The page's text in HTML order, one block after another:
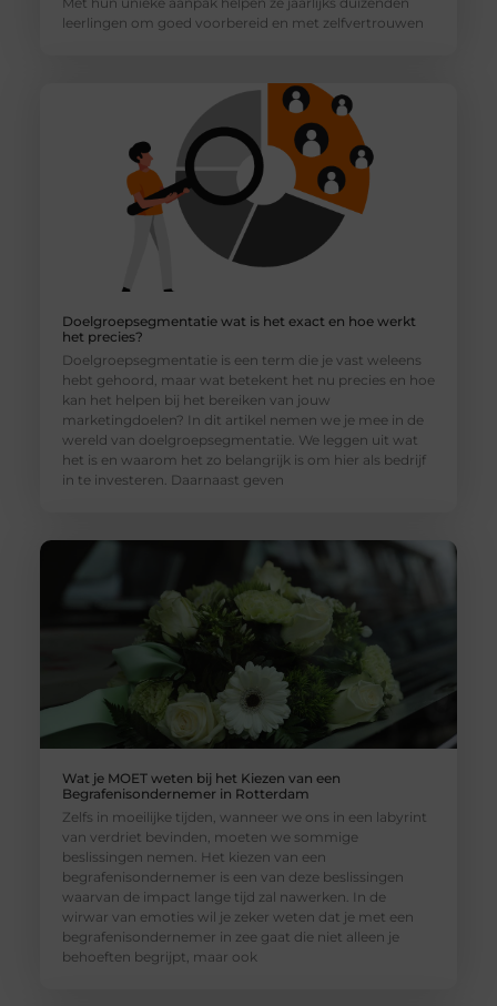
leerlingen om goed voorbereid en met zelfvertrouwen
Doelgroepsegmentatie wat is het exact en hoe werkt
het precies?
Doelgroepsegmentatie is een term die je vast weleens
hebt gehoord, maar wat betekent het nu precies en hoe
kan het helpen bij het bereiken van jouw
marketingdoelen? In dit artikel nemen we je mee in de
wereld van doelgroepsegmentatie. We leggen uit wat
het is en waarom het zo belangrijk is om hier als bedrijf
in te investeren. Daarnaast geven
Wat je MOET weten bij het Kiezen van een
Begrafenisondernemer in Rotterdam
Zelfs in moeilijke tijden, wanneer we ons in een labyrint
van verdriet bevinden, moeten we sommige
beslissingen nemen. Het kiezen van een
begrafenisondernemer is een van deze beslissingen
waarvan de impact lange tijd zal nawerken. In de
wirwar van emoties wil je zeker weten dat je met een
begrafenisondernemer in zee gaat die niet alleen je
behoeften begrijpt, maar ook